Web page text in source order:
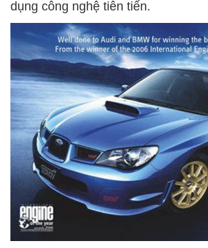
dụng công nghệ tiên tiến.